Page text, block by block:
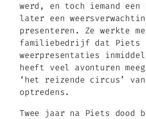
werd, en toch iemand een
later een
presenteren. Ze werkte
familiebedrijf dat Piets
weerpresentaties
heeft veel avonturen
‘het reizende circus’
optredens.
Twee jaar na Piets dood